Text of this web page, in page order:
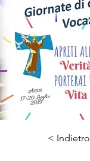
< Indietro